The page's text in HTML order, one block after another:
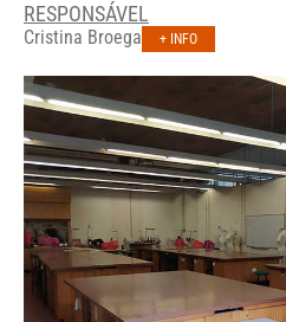
RESPONSÁVEL
Cristina Broega + INFO